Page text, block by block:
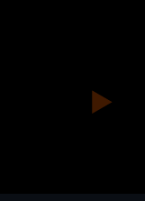
，我們誠摯的建議您與當